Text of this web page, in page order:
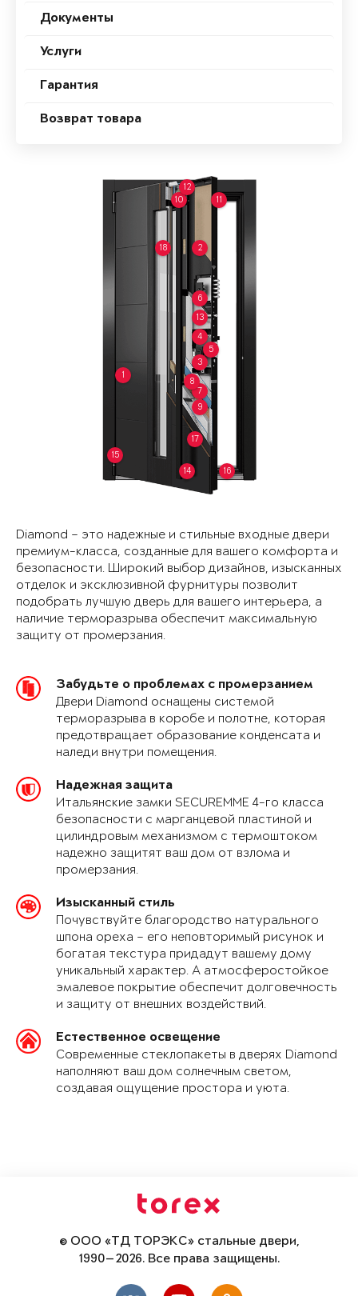
Документы
Услуги
Гарантия
Возврат товара
1
2
3
4
5
6
7
8
9
10 11
12
13
14
15
16
17
18
Diamond – это надежные и стильные входные двери
премиум-класса, созданные для вашего комфорта и
безопасности. Широкий выбор дизайнов, изысканных
отделок и эксклюзивной фурнитуры позволит
подобрать лучшую дверь для вашего интерьера, а
наличие терморазрыва обеспечит максимальную
защиту от промерзания.
Забудьте о проблемах с промерзанием
Двери Diamond оснащены системой
терморазрыва в коробе и полотне, которая
предотвращает образование конденсата и
наледи внутри помещения.
Надежная защита
Итальянские замки SECUREMME 4-го класса
безопасности с марганцевой пластиной и
цилиндровым механизмом с термоштоком
надежно защитят ваш дом от взлома и
промерзания.
Изысканный стиль
Почувствуйте благородство натурального
шпона ореха – его неповторимый рисунок и
богатая текстура придадут вашему дому
уникальный характер. А атмосферостойкое
эмалевое покрытие обеспечит долговечность
и защиту от внешних воздействий.
Естественное освещение
Современные стеклопакеты в дверях Diamond
наполняют ваш дом солнечным светом,
создавая ощущение простора и уюта.
© ООО «ТД ТОРЭКС» стальные двери,
1990—2026. Все права защищены.